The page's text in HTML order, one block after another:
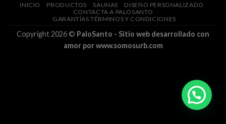
INICIO PRODUCTOS SAUNAS
DISEÑO PERSONALIZADO
CONTACTA A PALOSANTO
GARANTÍAS TÉRMINOS Y CONDICIONES
Copyright 2026 © PaloSanto - Sitio web desarrollado con
amor por www.somosurb.com